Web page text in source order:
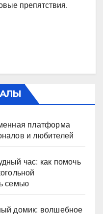
препятствия.
платформа
и любителей
час: как помочь
семью
домик: волшебное